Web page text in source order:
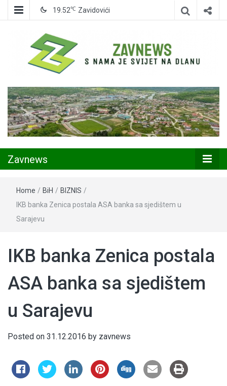
19.52℃ Zavidovići
Zavnews
Zavnews
Home / BiH / BIZNIS /
IKB banka Zenica postala ASA banka sa sjedištem u
Sarajevu
IKB banka Zenica postala
ASA banka sa sjedištem
u Sarajevu
Posted on 31.12.2016 by zavnews